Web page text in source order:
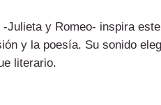
Julieta y Romeo- inspira
y la poesía. Su sonido
literario.